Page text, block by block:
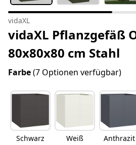
vidaXL
vidaXL Pflanzgefäß
80x80x80 cm Stahl
Farbe(7 Optionen verfügbar)
Schwarz Weiß Anthrazit